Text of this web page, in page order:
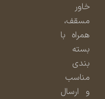
مسقف،
همراه با
بسته
بندی
مناسب
و ارسال